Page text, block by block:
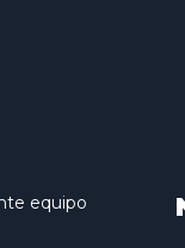
equipo